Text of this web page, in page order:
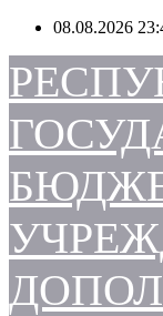
Перейти
содержимому
08.08.2026